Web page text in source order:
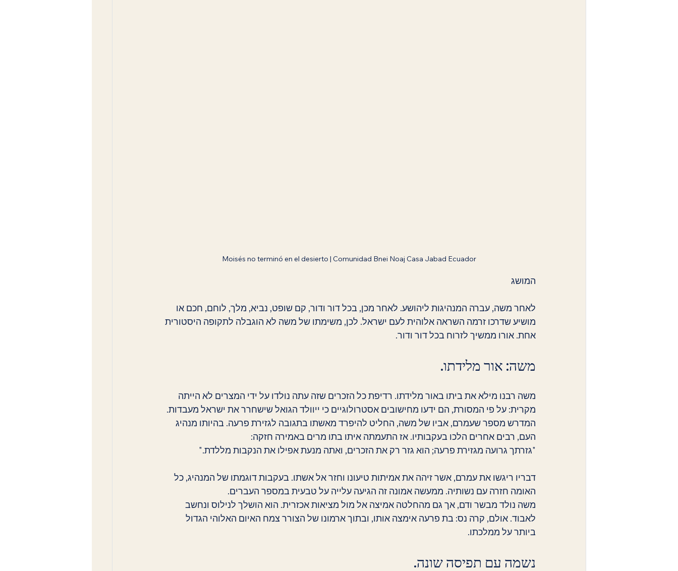
Moisés no terminó en el desierto | Comunidad Bnei Noaj Casa Jabad Ecuador
המושג
לאחר משה, עברה המנהיגות ליהושע. לאחר מכן, בכל דור ודור, קם שופט, נביא, מלך, לוחם, חכם או
מושיע שדרכו זרמה השראה אלוהית לעם ישראל. לכן, משימתו של משה לא הוגבלה לתקופה היסטורית
אחת. אורו ממשיך לזרוח בכל דור ודור.
משה: אור מלידתו.
משה רבנו מילא את ביתו באור מלידתו. רדיפת כל הזכרים שזה עתה נולדו על ידי המצרים לא הייתה
מקרית: על פי המסורת, הם ידעו מחישובים אסטרולוגיים כי ייוולד הגואל שישחרר את ישראל מעבדות.
המדרש מספר שעמרם, אביו של משה, החליט להיפרד מאשתו בתגובה לגזירת פרעה. בהיותו מנהיג
העם, רבים אחרים הלכו בעקבותיו. אז התעמתה איתו בתו מרים באמירה חזקה:
"גזרתך גרועה מגזירת פרעה; הוא גזר רק את הזכרים, ואתה מנעת אפילו את הנקבות מללדת."
דבריו ריגשו את עמרם, אשר זיהה את אמיתות טיעונו וחזר אל אשתו. בעקבות דוגמתו של המנהיג, כל
האומה חזרה עם נשותיה. ממעשה אמונה זה הגיעה עלייה על טבעית במספר העברים.
משה נולד מבשר ודם, אך גם מהחלטה אמיצה אל מול מציאות אכזרית. הוא הושלך לנילוס ונחשב
לאבוד. אולם, קרה נס: בת פרעה אימצה אותו, ובתוך ארמונו של הצורר צמח האיום האלוהי הגדול
ביותר על ממלכתו.
נשמה עם תפיסה שונה.